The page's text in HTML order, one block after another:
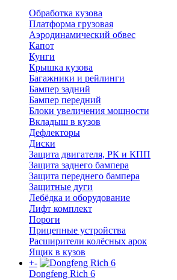
Обработка кузова
Платформа грузовая
Аэродинамический обвес
Капот
Кунги
Крышка кузова
Багажники и рейлинги
Бампер задний
Бампер передний
Блоки увеличения мощности
Вкладыш в кузов
Дефлекторы
Диски
Защита двигателя, РК и КПП
Защита заднего бампера
Защита переднего бампера
Защитные дуги
Лебёдка и оборудование
Лифт комплект
Пороги
Прицепные устройства
Расширители колёсных арок
Ящик в кузов
+-
Dongfeng Rich 6